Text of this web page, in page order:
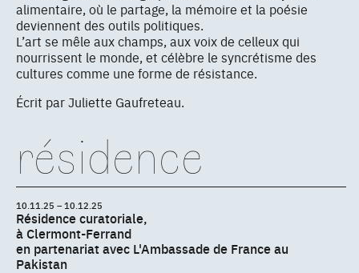
alimentaire, où le partage, la mémoire et la poésie
deviennent des outils politiques.
L’art se mêle aux champs, aux voix de celleux qui
nourrissent le monde, et célèbre le syncrétisme des
cultures comme une forme de résistance.
Écrit par Juliette Gaufreteau.
résidence
10.11.25 – 10.12.25
Résidence curatoriale,
à Clermont-Ferrand
en partenariat avec L'Ambassade de France au
Pakistan